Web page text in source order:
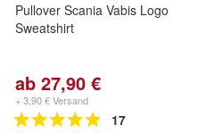
Pullover Scania Vabis Logo
Sweatshirt
ab 27,90 €
+ 3,90 € Versand
17